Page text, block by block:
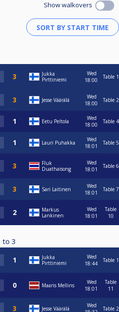
Show walkovers
Jukka
Pirttiniemi
Wed
18:00
Table 1
Jesse Väärälä
Wed
18:00
Table 2
Eetu Peltola
Wed
18:00
Table 4
Lauri Puhakka
Wed
18:01
Table 5
Fluk
Duathaisong
Wed
18:01
Table 6
Sari Laitinen
Wed
18:01
Table 7
Markus
Lankinen
Wed
18:01
Table
10
to 3
Jukka
Pirttiniemi
Wed
18:44
Table 1
Maaris Mellins
Wed
18:01
Table
11
Jesse Väärälä
Wed
Table 2